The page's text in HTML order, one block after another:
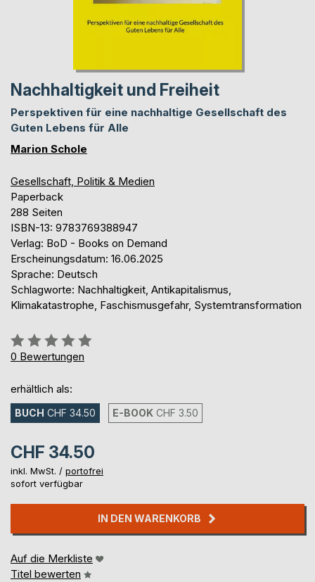
Nachhaltigkeit und Freiheit
Perspektiven für eine nachhaltige Gesellschaft des
Guten Lebens für Alle
Marion Schole
Gesellschaft, Politik & Medien
Paperback
288 Seiten
ISBN-13: 9783769388947
Verlag: BoD - Books on Demand
Erscheinungsdatum: 16.06.2025
Sprache: Deutsch
Schlagworte: Nachhaltigkeit, Antikapitalismus,
Klimakatastrophe, Faschismusgefahr, Systemtransformation
Bewertung::
0%
0 Bewertungen
erhältlich als:
BUCH CHF 34.50 E-BOOK CHF 3.50
CHF 34.50
inkl. MwSt. / portofrei
sofort verfügbar
IN DEN WARENKORB
Auf die Merkliste
Titel bewerten